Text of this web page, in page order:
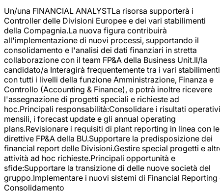
Un/una FINANCIAL ANALYSTLa risorsa supporterà i
Controller delle Divisioni Europee e dei vari stabilimenti
della Compagnia.La nuova figura contribuirà
all'implementazione di nuovi processi, supportando il
consolidamento e l'analisi dei dati finanziari in stretta
collaborazione con il team FP&A della Business Unit.Il/la
candidato/a Interagirà frequentemente tra i vari stabilimenti
con tutti i livelli della funzione Amministrazione, Finanza e
Controllo (Accounting & Finance), e potrà inoltre ricevere
l'assegnazione di progetti speciali e richieste ad
hoc.Principali responsabilità:Consolidare i risultati operativi
mensili, i forecast update e gli annual operating
plans.Revisionare i requisiti di plant reporting in linea con le
direttive FP&A della BU.Supportare la predisposizione dei
financial report delle Divisioni.Gestire special progetti e
attività ad hoc richieste.Principali opportunità e
sfide:Supportare la transizione di delle nuove società del
gruppo.Implementare i nuovi sistemi di Financial Reporting
Consolidamento